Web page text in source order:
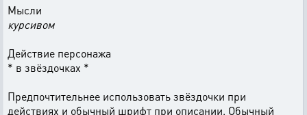
Мысли
курсивом
Действие персонажа
* в звёздочках *
Предпочтительнее использовать звёздочки при
действиях и обычный шрифт при описании. Обычный